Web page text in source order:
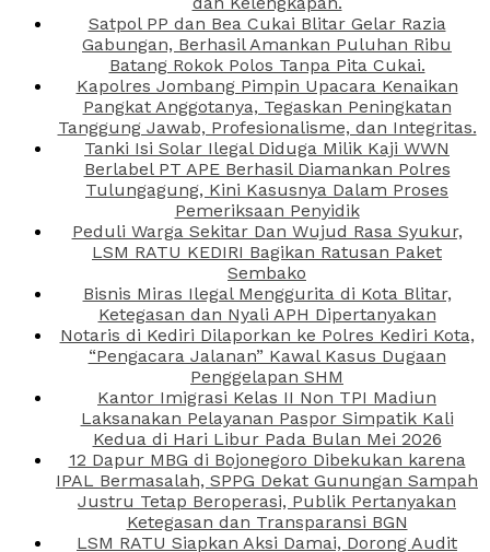
Satpol PP dan Bea Cukai Blitar Gelar Razia
Gabungan, Berhasil Amankan Puluhan Ribu
Batang Rokok Polos Tanpa Pita Cukai.
Kapolres Jombang Pimpin Upacara Kenaikan
Pangkat Anggotanya, Tegaskan Peningkatan
Tanggung Jawab, Profesionalisme, dan Integritas.
Tanki Isi Solar Ilegal Diduga Milik Kaji WWN
Berlabel PT APE Berhasil Diamankan Polres
Tulungagung, Kini Kasusnya Dalam Proses
Pemeriksaan Penyidik
Peduli Warga Sekitar Dan Wujud Rasa Syukur,
LSM RATU KEDIRI Bagikan Ratusan Paket
Sembako
Bisnis Miras Ilegal Menggurita di Kota Blitar,
Ketegasan dan Nyali APH Dipertanyakan
Notaris di Kediri Dilaporkan ke Polres Kediri Kota,
“Pengacara Jalanan” Kawal Kasus Dugaan
Penggelapan SHM
Kantor Imigrasi Kelas II Non TPI Madiun
Laksanakan Pelayanan Paspor Simpatik Kali
Kedua di Hari Libur Pada Bulan Mei 2026
12 Dapur MBG di Bojonegoro Dibekukan karena
IPAL Bermasalah, SPPG Dekat Gunungan Sampah
Justru Tetap Beroperasi, Publik Pertanyakan
Ketegasan dan Transparansi BGN
LSM RATU Siapkan Aksi Damai, Dorong Audit